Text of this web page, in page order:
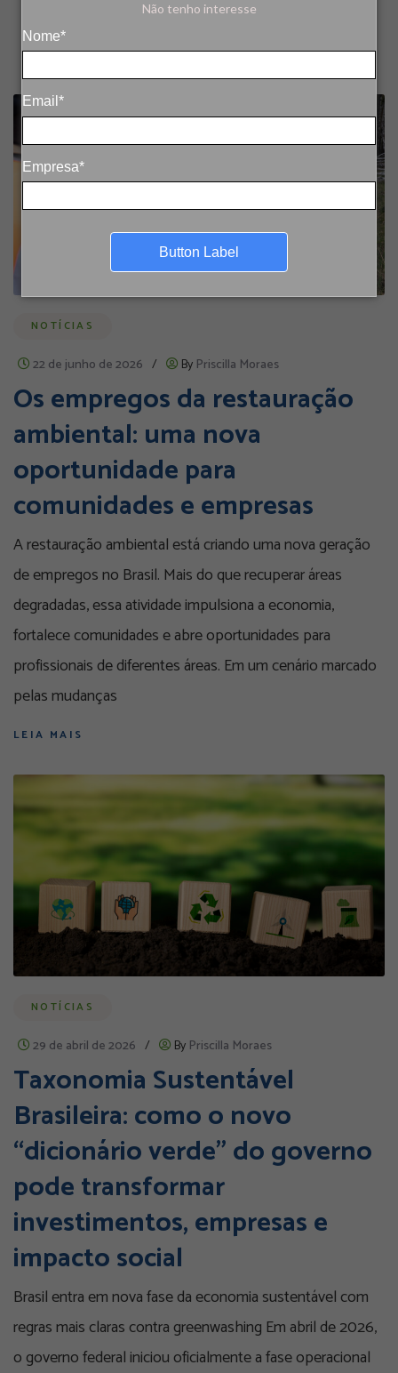
Não tenho interesse
Nome*
Email*
Empresa*
Button Label
NOTÍCIAS
22 de junho de 2026 / By Priscilla Moraes
Os empregos da restauração
ambiental: uma nova
oportunidade para
comunidades e empresas
A restauração ambiental está criando uma nova geração
de empregos no Brasil. Mais do que recuperar áreas
degradadas, essa atividade impulsiona a economia,
fortalece comunidades e abre oportunidades para
profissionais de diferentes áreas. Em um cenário marcado
pelas mudanças
LEIA MAIS
NOTÍCIAS
29 de abril de 2026 / By Priscilla Moraes
Taxonomia Sustentável
Brasileira: como o novo
“dicionário verde” do governo
pode transformar
investimentos, empresas e
impacto social
Brasil entra em nova fase da economia sustentável com
regras mais claras contra greenwashing Em abril de 2026,
o governo federal iniciou oficialmente a fase operacional